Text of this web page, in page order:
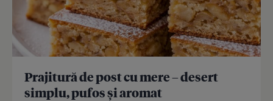
Prajitură de post cu mere – desert
simplu, pufos și aromat